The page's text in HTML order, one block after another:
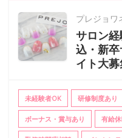
プレジョワ
サロン
込・新
イト大
未経験者OK 研修制度あり
ボーナス・賞与あり 有給